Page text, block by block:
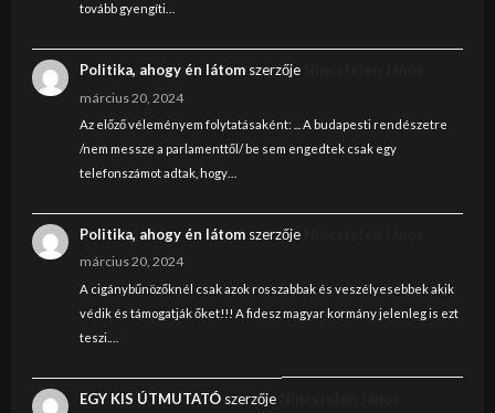
tovább gyengíti…
Politika, ahogy én látomszerzője
március 20, 2024
Az előző véleményem folytatásaként: ... A budapesti rendészetre
/nem messze a parlamenttől/ be sem engedtek csak egy
telefonszámot adtak, hogy…
Politika, ahogy én látomszerzője
március 20, 2024
A cigánybűnözőknél csak azok rosszabbak és veszélyesebbek akik
védik és támogatják őket!!! A fidesz magyar kormány jelenleg is ezt
teszi.…
EGY KIS ÚTMUTATÓszerzője